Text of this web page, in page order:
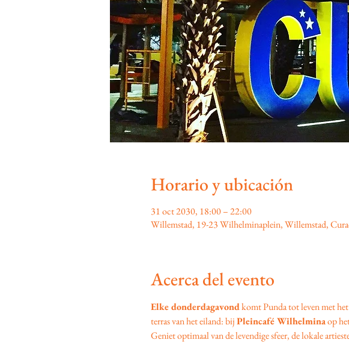
Horario y ubicación
31 oct 2030, 18:00 – 22:00
Willemstad, 19-23 Wilhelminaplein, Willemstad,
Acerca del evento
Elke donderdagavond komt Punda tot leven met het
terras van het eiland: bij Pleincafé Wilhelmina op
Geniet optimaal van de levendige sfeer, de lokale